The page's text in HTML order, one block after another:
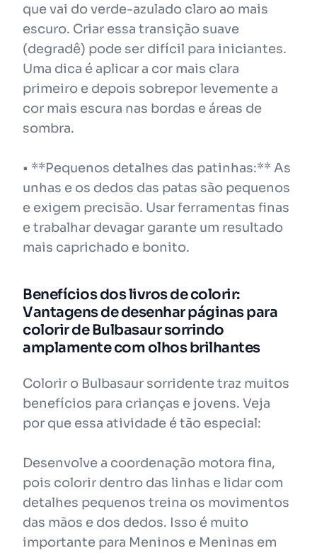
que vai do verde-azulado claro ao mais
escuro. Criar essa transição suave
(degradê) pode ser difícil para iniciantes.
Uma dica é aplicar a cor mais clara
primeiro e depois sobrepor levemente a
cor mais escura nas bordas e áreas de
sombra.
• **Pequenos detalhes das patinhas:** As
unhas e os dedos das patas são pequenos
e exigem precisão. Usar ferramentas finas
e trabalhar devagar garante um resultado
mais caprichado e bonito.
Benefícios dos livros de colorir:
Vantagens de desenhar páginas para
colorir de Bulbasaur sorrindo
amplamente com olhos brilhantes
Colorir o Bulbasaur sorridente traz muitos
benefícios para crianças e jovens. Veja
por que essa atividade é tão especial:
Desenvolve a coordenação motora fina,
pois colorir dentro das linhas e lidar com
detalhes pequenos treina os movimentos
das mãos e dos dedos. Isso é muito
importante para Meninos e Meninas em